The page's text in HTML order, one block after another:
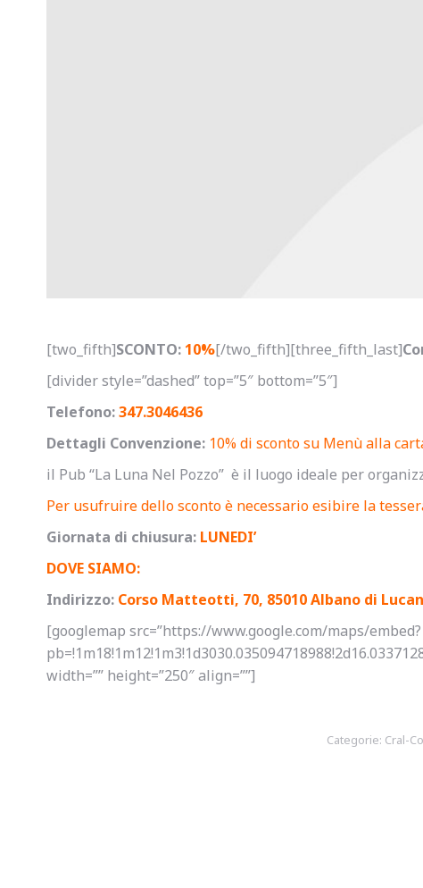
[two_fifth]SCONTO: 10%[/two_fifth][three_fifth_last]
[divider style=”dashed” top=”5″ bottom=”5″]
Telefono:347.3046436
Dettagli Convenzione: 10% di sconto su Menù alla
il Pub “La Luna Nel Pozzo” è il luogo ideale per
Per usufruire dello sconto è necessario esibire la
Giornata di chiusura: LUNEDI’
DOVE SIAMO:
Indirizzo: Corso Matteotti, 70, 85010 Albano di
[googlemap src=”https://www.google.com/maps/embed?
width=”” height=”250″ align=””]
Categorie: Cral-